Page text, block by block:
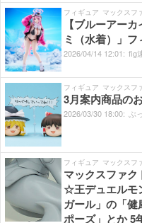
フィギュア マックスフ
【ブルーアー
ミ（水着）」フ
2026/04/14 12:01: fig
フィギュア マックスフ
3月案内商品の
2026/03/30 18:00: ぶ
フィギュア マックスフ
マックスファ
☆王デュエルモ
ガール」の「
ポーズ」とか 5